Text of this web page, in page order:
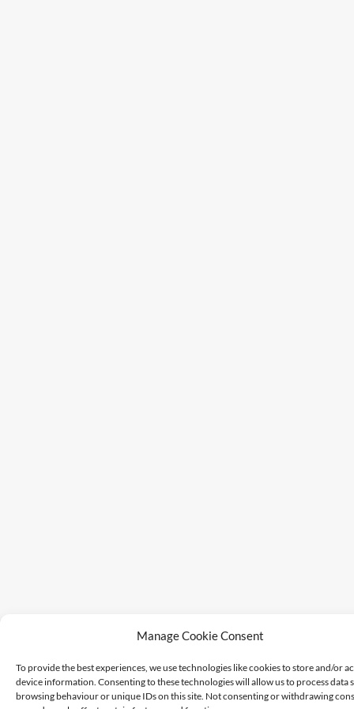
Manage Cookie Consent
To provide the best experiences, we use technologies like cookies to store and/or
device information. Consenting to these technologies will allow us to process data
browsing behaviour or unique IDs on this site. Not consenting or withdrawing